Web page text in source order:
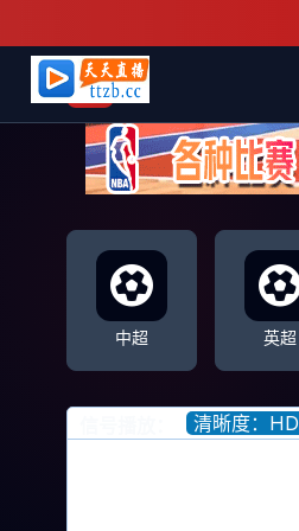
天天直播网
中超 英超
清晰度：HD